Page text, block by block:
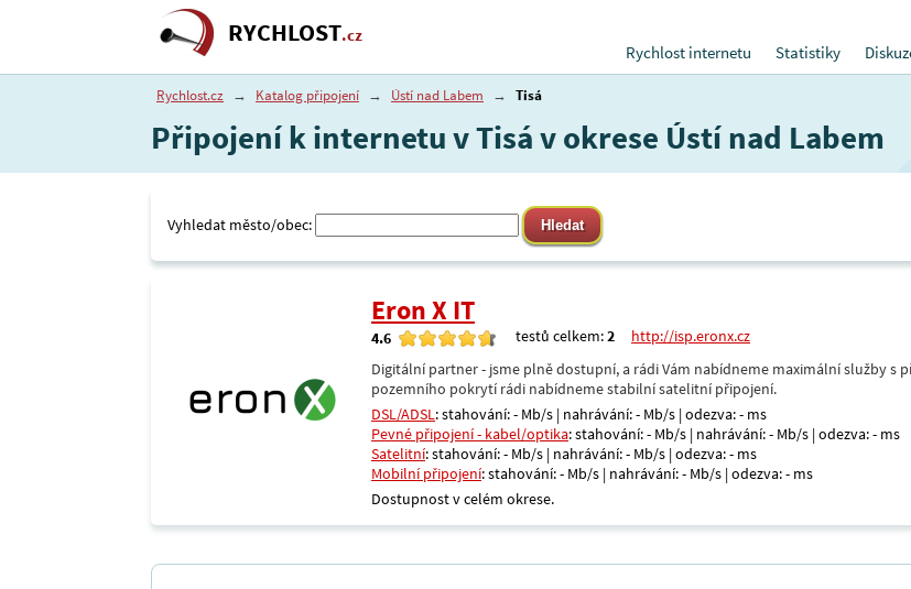
RYCHLOST.cz
Rychlost internetu
Statistiky
Rychlost.cz → Katalog připojení → Ústí nad Labem → Tisá
Připojení k internetu v Tisá v okrese Ústí nad Labem
Vyhledat město/obec:
Eron X IT
4.6 testů celkem:2
http://isp.eronx.cz
Digitální partner - jsme plně dostupní, a rádi Vám nabídneme maximální služby
pozemního pokrytí rádi nabídneme stabilní satelitní připojení.
DSL/ADSL: stahování: - Mb/s | nahrávání: - Mb/s | odezva: - ms
Pevné připojení - kabel/optika: stahování: - Mb/s | nahrávání: - Mb/s | odezva: - ms
Satelitní: stahování: - Mb/s | nahrávání: - Mb/s | odezva: - ms
Mobilní připojení: stahování: - Mb/s | nahrávání: - Mb/s | odezva: - ms
Dostupnost v celém okrese.